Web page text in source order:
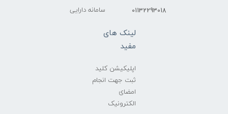
01132293018
سامانه دارایی
لینک های
مفید
اپلیکیشن کلید
ثبت جهت انجام
امضای
الکترونیک